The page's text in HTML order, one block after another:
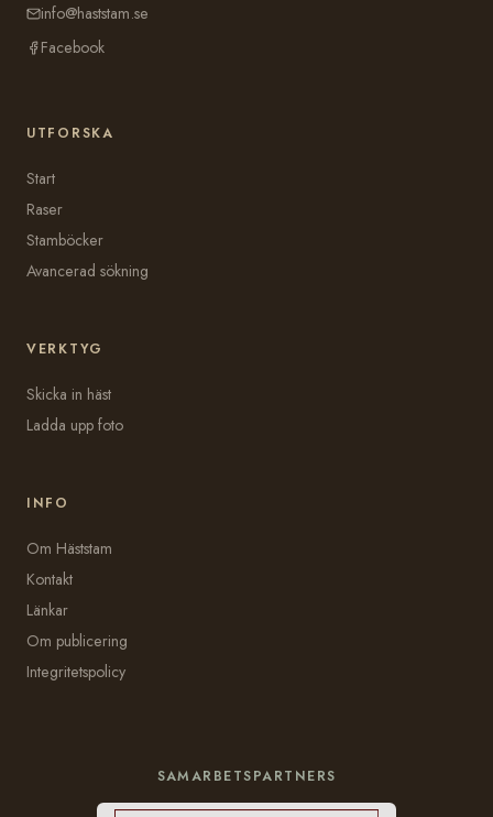
info@haststam.se
Facebook
UTFORSKA
Start
Raser
Stamböcker
Avancerad sökning
VERKTYG
Skicka in häst
Ladda upp foto
INFO
Om Häststam
Kontakt
Länkar
Om publicering
Integritetspolicy
SAMARBETSPARTNERS